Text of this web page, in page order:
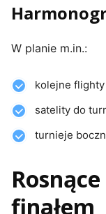
W planie m.in.:
kolejne
satelity do
turnieje
finałem